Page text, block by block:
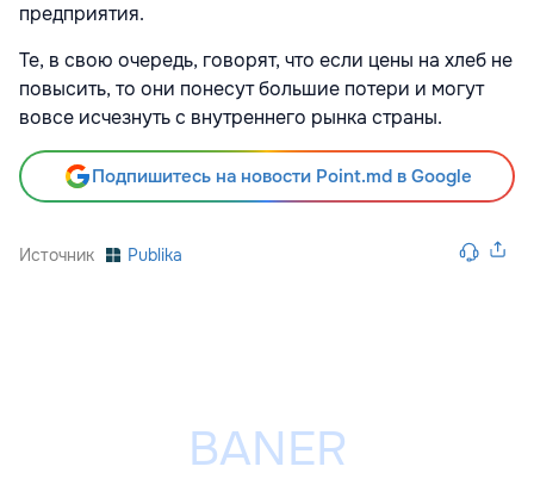
предприятия.
Те, в свою очередь, говорят, что если цены на хлеб не
повысить, то они понесут большие потери и могут
вовсе исчезнуть с внутреннего рынка страны.
Подпишитесь на новости Point.md в Google
Источник Publika